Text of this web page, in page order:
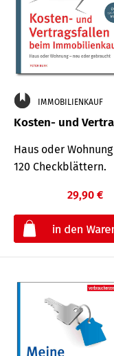
IMMOBILIENKAUF
Kosten- und
Haus oder
120 Check­blättern.
29,90 €